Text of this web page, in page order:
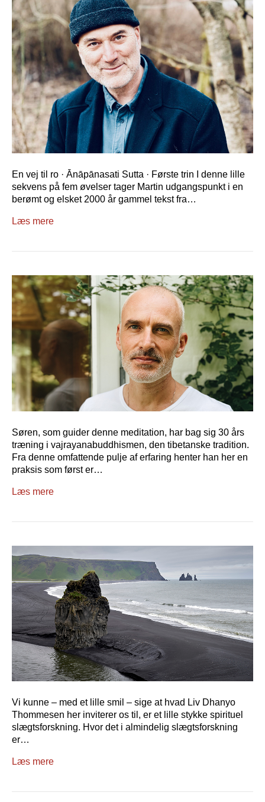
En vej til ro · Ānāpānasati Sutta · Første trin I denne lille
sekvens på fem øvelser tager Martin udgangspunkt i en
berømt og elsket 2000 år gammel tekst fra…
Læs mere
Søren, som guider denne meditation, har bag sig 30 års
træning i vajrayanabuddhismen, den tibetanske tradition.
Fra denne omfattende pulje af erfaring henter han her en
praksis som først er…
Læs mere
Vi kunne – med et lille smil – sige at hvad Liv Dhanyo
Thommesen her inviterer os til, er et lille stykke spirituel
slægtsforskning. Hvor det i almindelig slægtsforskning
er…
Læs mere